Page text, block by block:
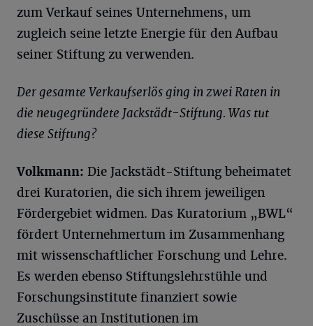
zum Verkauf seines Unternehmens, um
zugleich seine letzte Energie für den Aufbau
seiner Stiftung zu verwenden.
Der gesamte Verkaufserlös ging in zwei Raten in
die neugegründete Jackstädt-Stiftung. Was tut
diese Stiftung?
Volkmann: Die Jackstädt-Stiftung beheimatet
drei Kuratorien, die sich ihrem jeweiligen
Fördergebiet widmen. Das Kuratorium „BWL“
fördert Unternehmertum im Zusammenhang
mit wissenschaftlicher Forschung und Lehre.
Es werden ebenso Stiftungslehrstühle und
Forschungsinstitute finanziert sowie
Zuschüsse an Institutionen im